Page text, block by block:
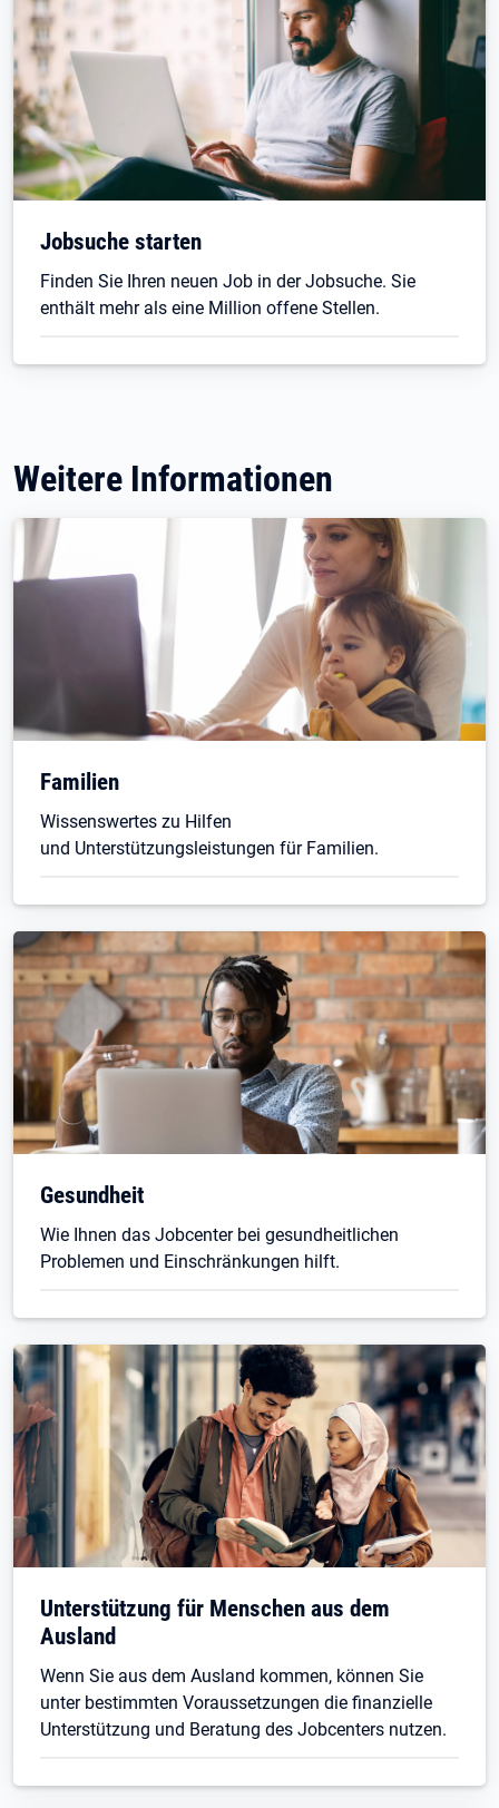
Jobsuche starten
Finden Sie Ihren neuen Job in der Jobsuche. Sie
enthält mehr als eine Million offene Stellen.
Weitere Informationen
Familien
Wissenswertes zu Hilfen
und Unterstützungsleistungen für Familien.
Gesundheit
Wie Ihnen das Jobcenter bei gesundheitlichen
Problemen und Einschränkungen hilft.
Unterstützung für Menschen aus dem
Ausland
Wenn Sie aus dem Ausland kommen, können Sie
unter bestimmten Voraussetzungen die finanzielle
Unterstützung und Beratung des Jobcenters nutzen.